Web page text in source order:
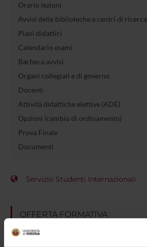
Orario lezioni
Avvisi delle biblioteche e centri di ricerca
Piani didattici
Calendario esami
Bacheca avvisi
Organi collegiali e di governo
Docenti
Attività didattiche elettive (ADE)
Opzioni (cambio di ordinamento)
Prova Finale
Documenti
Servizio Studenti Internazionali
OFFERTA FORMATIVA